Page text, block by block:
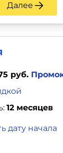
Далее
руб.
12 месяцев
дату начала